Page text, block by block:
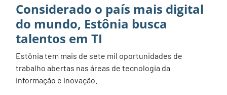
Considerado o país mais digital
do mundo, Estônia busca
talentos em TI
Estônia tem mais de sete mil oportunidades de
trabalho abertas nas áreas de tecnologia da
informação e inovação.